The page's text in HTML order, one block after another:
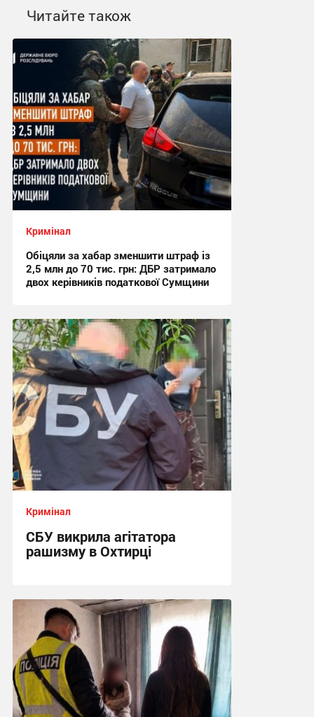
Читайте також
Кримінал
Обіцяли за хабар зменшити штраф із
2,5 млн до 70 тис. грн: ДБР затримало
двох керівників податкової Сумщини
17:42, 6.08.2026
Кримінал
СБУ викрила агітатора
рашизму в Охтирці
13:34, 6.08.2026